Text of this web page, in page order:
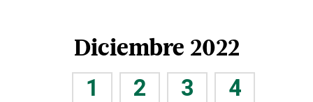
Diciembre 2022
1 2 3
4